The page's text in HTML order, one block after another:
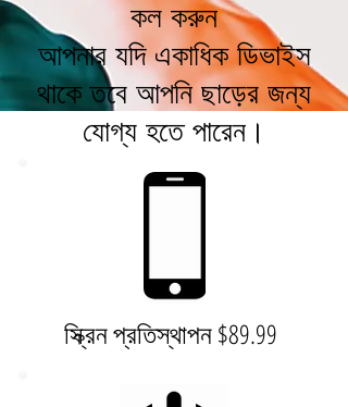
কল করুন
আপনার যদি একাধিক ডিভাইস
থাকে তবে আপনি ছাড়ের জন্য
যোগ্য হতে পারেন।
স্ক্রিন প্রতিস্থাপন $89.99